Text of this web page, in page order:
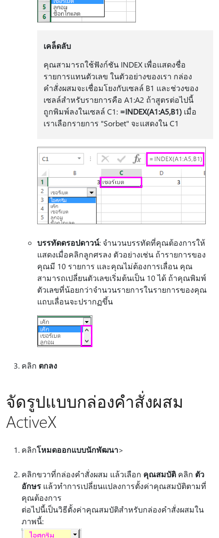
เคล็ดลับ
คุณสามารถใช้ฟังก์ชัน INDEX เพื่อแสดงชื่อ
รายการแทนตัวเลข ในตัวอย่างของเรา กล่อง
คําสั่งผสมจะเชื่อมโยงกับเซลล์ B1 และช่วงของ
เซลล์สําหรับรายการคือ A1:A2 ถ้าสูตรต่อไปนี้
ถูกพิมพ์ลงในเซลล์ C1: =INDEX(A1:A5,B1)เมื่อ
เราเลือกรายการ "Sorbet" จะแสดงใน C1
บรรทัดดรอปดาวน์: จํานวนบรรทัดที่คุณต้องการให้
แสดงเมื่อคลิกลูกศรลง ตัวอย่างเช่น ถ้ารายการของ
คุณมี 10 รายการ และคุณไม่ต้องการเลื่อน คุณ
สามารถเปลี่ยนตัวเลขเริ่มต้นเป็น 10 ได้ ถ้าคุณพิมพ์
ตัวเลขที่น้อยกว่าจํานวนรายการในรายการของคุณ
แถบเลื่อนจะปรากฏขึ้น
คลิก ตกลง
จัดรูปแบบกล่องคำสั่งผสม
ActiveX
คลิกโหมดออกแบบนักพัฒนา>
คลิกขวาที่กล่องคำสั่งผสม แล้วเลือก คุณสมบัติ คลิก ตัว
อักษร แล้วทำการเปลี่ยนแปลงการตั้งค่าคุณสมบัติตามที่
คุณต้องการ
ต่อไปนี้เป็นวิธีตั้งค่าคุณสมบัติสำหรับกล่องคำสั่งผสมใน
ภาพนี้: